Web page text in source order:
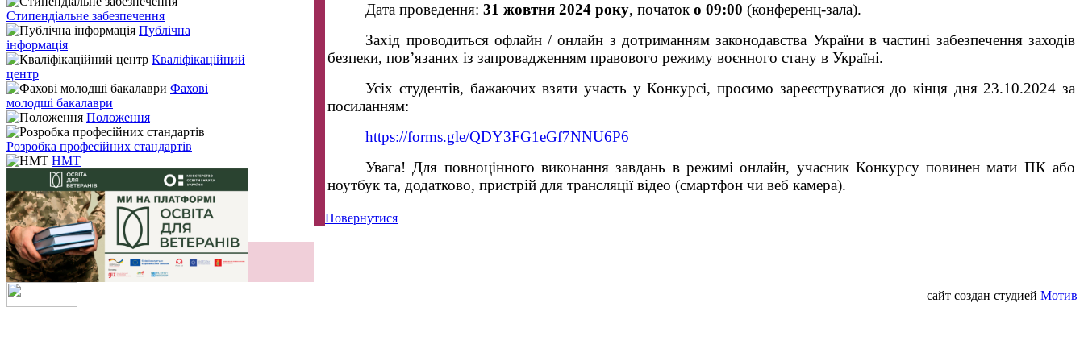
Стипендіальне забезпечення
Публічна
інформація
Кваліфікаційний
центр
Фахові
молодші бакалаври
Положення
Розробка професійних стандартів
НМТ
Дата проведення:31 жовтня 2024 року, початоко 09:00 (конференц-зала).
Захід проводиться офлайн / онлайн з дотриманням законодавства України в частині забезпечення заходів
безпеки, пов’язаних із запровадженням правового режиму воєнного стану в Україні.
Усіх студентів, бажаючих взяти участь у Конкурсі, просимо зареєструватися до кінця дня 23.10.2024 за
посиланням:
https://forms.gle/QDY3FG1eGf7NNU6P6
Увага! Для повноцінного виконання завдань в режимі онлайн, учасник Конкурсу повинен мати ПК або
ноутбук та, додатково, пристрій для трансляції відео (смартфон чи веб камера).
Повернутися
сайт создан студией Мотив